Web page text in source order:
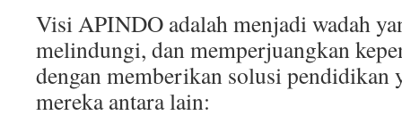
Visi APINDO adalah menjadi wadah
melindungi, dan memperjuangkan
dengan memberikan solusi pendidikan
mereka antara lain: